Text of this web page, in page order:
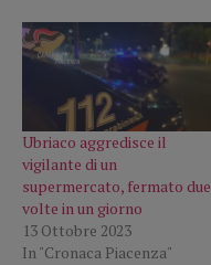
Ubriaco aggredisce il
vigilante di un
supermercato, fermato due
volte in un giorno
13 Ottobre 2023
In "Cronaca Piacenza"